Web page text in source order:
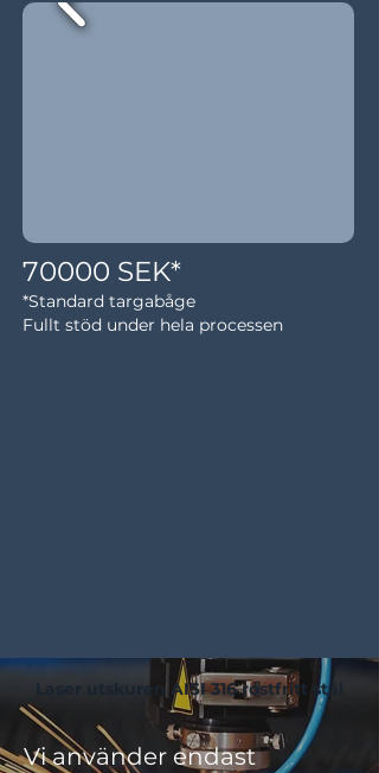
70000 SEK*
*Standard targabåge
Fullt stöd under hela processen
Laser utskuren AISI 316 rostfritt stål
Vi använder endast